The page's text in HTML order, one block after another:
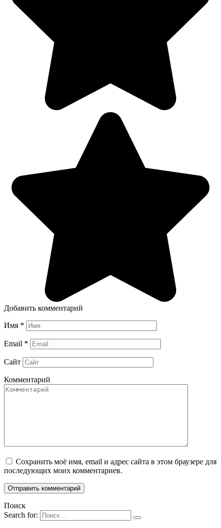
Добавить комментарий
Имя *
Email *
Сайт
Комментарий
Сохранить моё имя, email и адрес сайта в этом браузере для
последующих моих комментариев.
Поиск
Search for: